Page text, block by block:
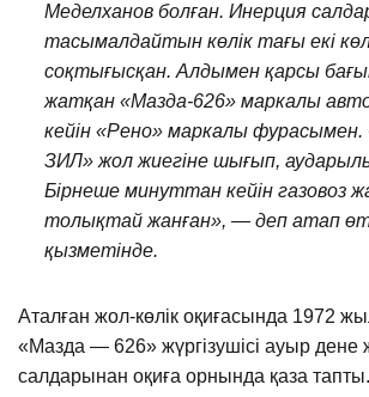
Меделханов болған. Инерция
тасымалдайтын көлік тағы екі
соқтығысқан. Алдымен қарсы
жатқан «Мазда-626» маркалы
кейін «Рено» маркалы фурасымен.
ЗИЛ» жол жиегіне шығып,
Бірнеше минуттан кейін газовоз
толықтай жанған», — деп атап
қызметінде.
Аталған жол-көлік оқиғасында 1972
«Мазда — 626» жүргізушісі ауыр дене
салдарынан оқиға орнында қаза тапты.